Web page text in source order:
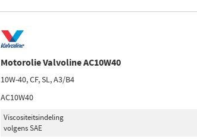
Motorolie Valvoline AC10W40
10W-40, CF, SL, A3/B4
AC10W40
Viscositeitsindeling
volgens SAE